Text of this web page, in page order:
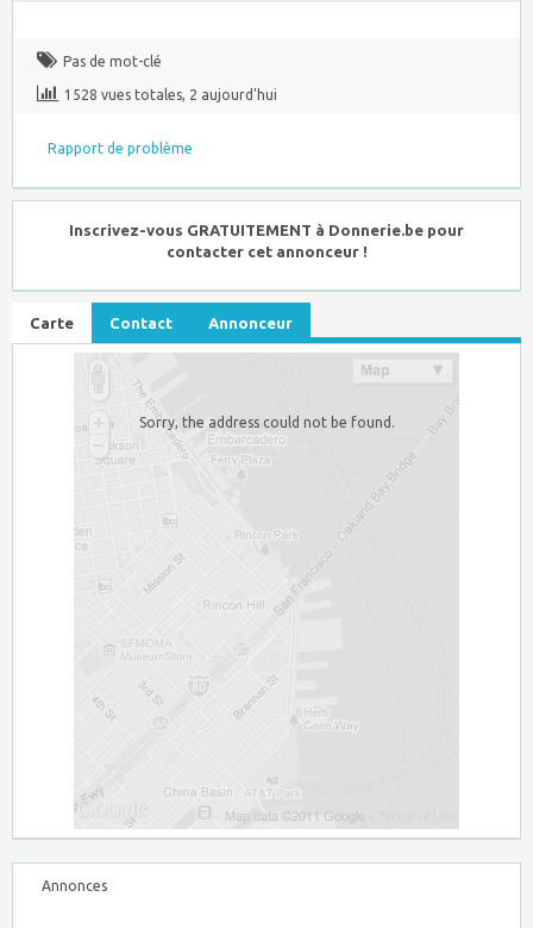
Pas de mot-clé
1528 vues totales, 2 aujourd'hui
Rapport de problème
Inscrivez-vous GRATUITEMENT à Donnerie.be pour
contacter cet annonceur !
Carte Contact Annonceur
Sorry, the address could not be found.
Annonces